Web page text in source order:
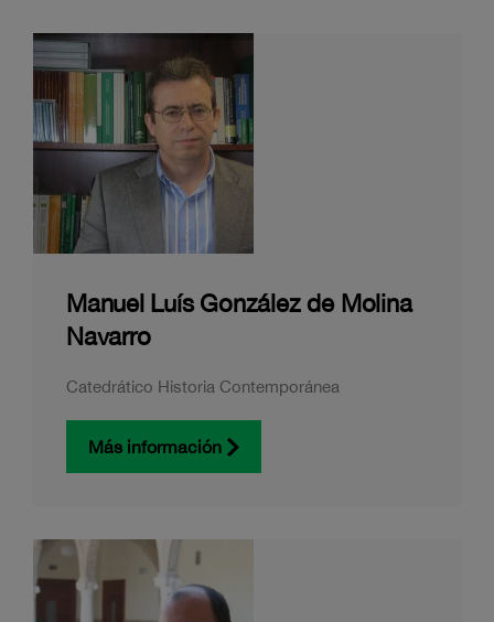
Manuel Luís González de Molina
Navarro
Catedrático Historia Contemporánea
Más información